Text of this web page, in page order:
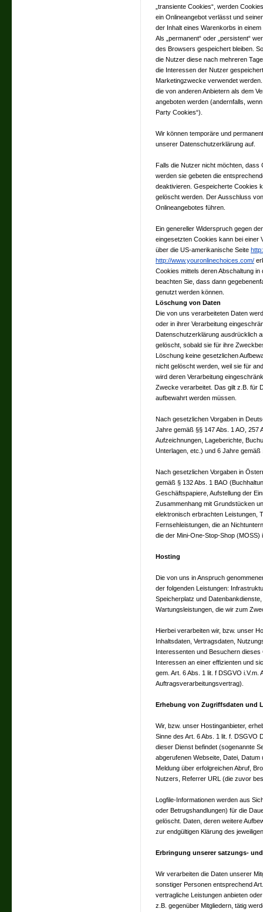
„transiente Cookies“, werden
ein Onlineangebot verlässt und
der Inhalt eines Warenkorbs in
Als „permanent“ oder „persistent“
des Browsers gespeichert bleiben.
die Nutzer diese nach mehreren
die Interessen der Nutzer
Marketingzwecke verwendet
die von anderen Anbietern als dem
angeboten werden (andernfalls,
Party Cookies“).
Wir können temporäre und
unserer Datenschutzerklärung auf.
Falls die Nutzer nicht möchten, dass
werden sie gebeten die
deaktivieren. Gespeicherte Cookies
gelöscht werden. Der Ausschluss
Onlineangebotes führen.
Ein genereller Widerspruch gegen
eingesetzten Cookies kann bei einer
über die US-amerikanische Seite
http://www.youronlinechoices.com/
Cookies mittels deren Abschaltung
beachten Sie, dass dann
genutzt werden können.
Löschung von Daten
Die von uns verarbeiteten Daten
oder in ihrer Verarbeitung
Datenschutzerklärung ausdrücklich
gelöscht, sobald sie für ihre
Löschung keine gesetzlichen
nicht gelöscht werden, weil sie für
wird deren Verarbeitung
Zwecke verarbeitet. Das gilt z.B. für
aufbewahrt werden müssen.
Nach gesetzlichen Vorgaben in
Jahre gemäß §§ 147 Abs. 1 AO, 257
Aufzeichnungen, Lageberichte,
Unterlagen, etc.) und 6 Jahre gemäß
Nach gesetzlichen Vorgaben in
gemäß § 132 Abs. 1 BAO
Geschäftspapiere, Aufstellung der
Zusammenhang mit Grundstücken
elektronisch erbrachten Leistungen,
Fernsehleistungen, die an
die der Mini-One-Stop-Shop (MOSS)
Hosting
Die von uns in Anspruch
der folgenden Leistungen:
Speicherplatz und
Wartungsleistungen, die wir zum
Hierbei verarbeiten wir, bzw. unser
Inhaltsdaten, Vertragsdaten,
Interessenten und Besuchern
Interessen an einer effizienten und
gem. Art. 6 Abs. 1 lit. f DSGVO
Auftragsverarbeitungsvertrag).
Erhebung von Zugriffsdaten und
Wir, bzw. unser Hostinganbieter,
Sinne des Art. 6 Abs. 1 lit. f. DSGVO
dieser Dienst befindet (sogenannte
abgerufenen Webseite, Datei,
Meldung über erfolgreichen Abruf,
Nutzers, Referrer URL (die zuvor
Logfile-Informationen werden aus
oder Betrugshandlungen) für die
gelöscht. Daten, deren weitere
zur endgültigen Klärung des
Erbringung unserer satzungs-
Wir verarbeiten die Daten unserer
sonstiger Personen entsprechend
vertragliche Leistungen anbieten
z.B. gegenüber Mitgliedern, tätig